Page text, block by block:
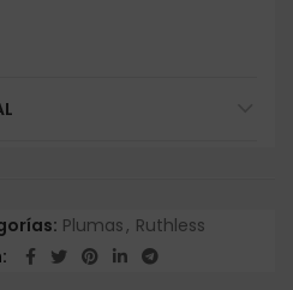
Plumas, Ruthless